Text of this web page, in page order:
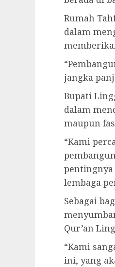
Rumah
dalam
jangka
Bupati
dalam
maupun
“Kami
lembaga
Sebagai
Qur’an
“Kami
ini, yang